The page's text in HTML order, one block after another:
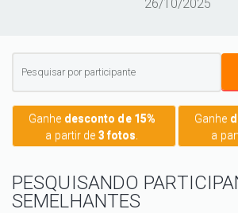
26/10/2025
Ganhe desconto de 15%
a partir de 3 fotos
Ganhe
a
PESQUISANDO
SEMELHANTES